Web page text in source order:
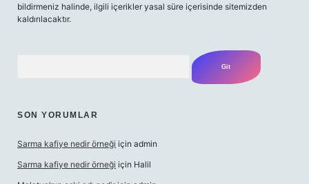
bildirmeniz halinde, ilgili içerikler yasal süre içerisinde sitemizden
kaldırılacaktır.
SON YORUMLAR
Sarma kafiye nedir örneği için admin
Sarma kafiye nedir örneği için Halil